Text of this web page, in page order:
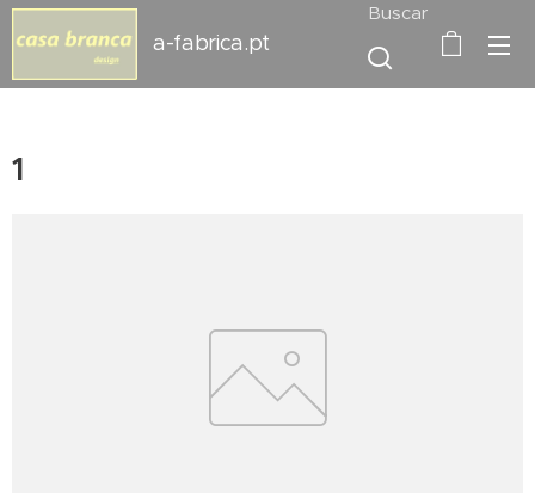
a-fabrica.pt
Buscar
1